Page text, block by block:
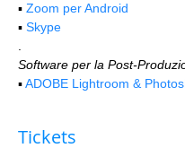
▪️ Zoom per Android
▪️ Skype
Software per la Post-
▪️ ADOBE Lightroom &
Tickets